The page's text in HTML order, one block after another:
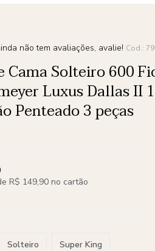
não tem avaliações, avalie! Cod.:
Cama Solteiro 600
Luxus Dallas II
Penteado 3 peças
R$ 149,90 no cartão
Solteiro Super King